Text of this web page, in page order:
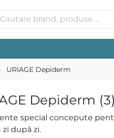
URIAGE Depiderm
Depiderm (3)
special concepute
după zi.